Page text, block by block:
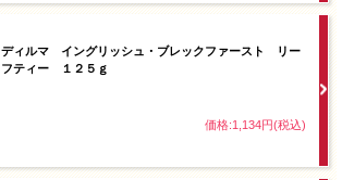
ディルマ イングリッシュ・ブレックファースト リー
フティー １２５ｇ
価格:1,134円(税込)